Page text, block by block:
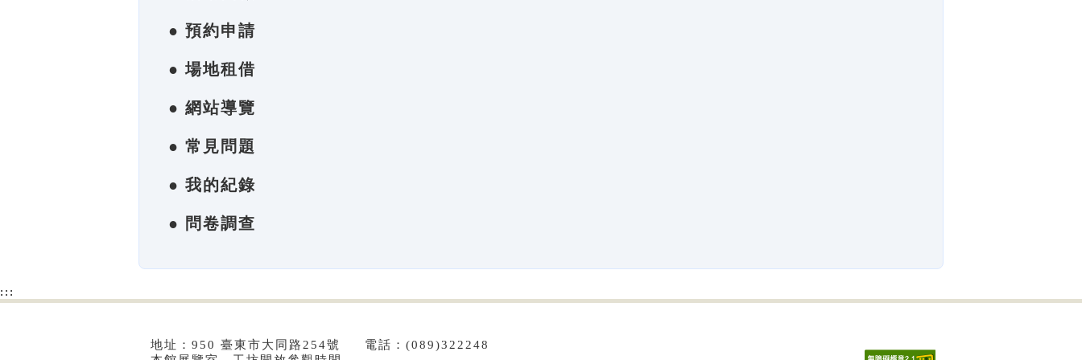
● 預約申請
● 場地租借
● 網站導覽
● 常見問題
● 我的紀錄
● 問卷調查
:::
地址：950 臺東市大同路254號 電話：(089)322248